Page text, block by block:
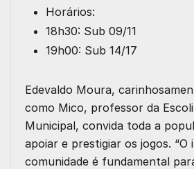
Horários:
18h30: Sub 09/11
19h00: Sub 14/17
Edevaldo Moura,
como Mico, professor da
Municipal, convida toda a
apoiar e prestigiar os jogos. “O
comunidade é fundamental